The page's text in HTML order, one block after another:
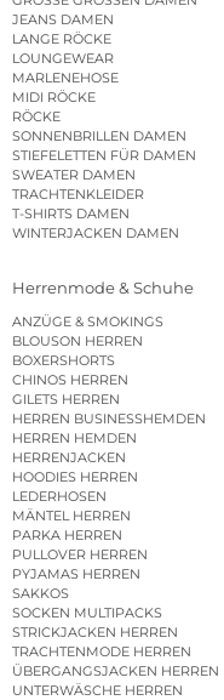
JEANS DAMEN
LANGE RÖCKE
LOUNGEWEAR
MARLENEHOSE
MIDI RÖCKE
RÖCKE
SONNENBRILLEN DAMEN
STIEFELETTEN FÜR DAMEN
SWEATER DAMEN
TRACHTENKLEIDER
T-SHIRTS DAMEN
WINTERJACKEN DAMEN
Herrenmode & Schuhe
ANZÜGE & SMOKINGS
BLOUSON HERREN
BOXERSHORTS
CHINOS HERREN
GILETS HERREN
HERREN BUSINESSHEMDEN
HERREN HEMDEN
HERRENJACKEN
HOODIES HERREN
LEDERHOSEN
MÄNTEL HERREN
PARKA HERREN
PULLOVER HERREN
PYJAMAS HERREN
SAKKOS
SOCKEN MULTIPACKS
STRICKJACKEN HERREN
TRACHTENMODE HERREN
ÜBERGANGSJACKEN HERREN
UNTERWÄSCHE HERREN